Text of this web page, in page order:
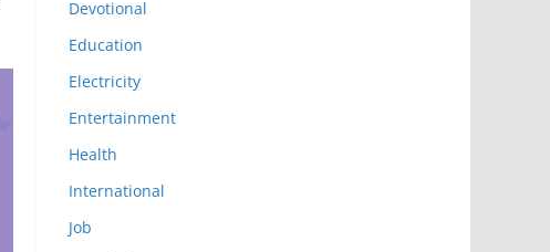
Devotional
Education
Electricity
Entertainment
Health
International
Job